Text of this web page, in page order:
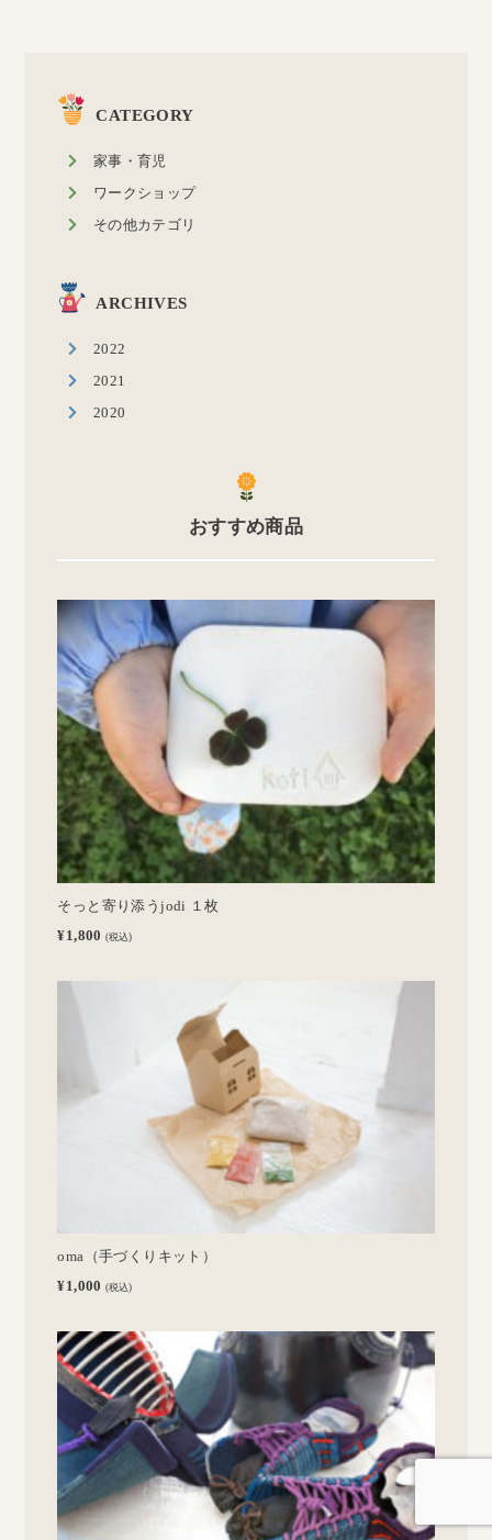
CATEGORY
家事・育児
ワークショップ
その他カテゴリ
ARCHIVES
2022
2021
2020
おすすめ商品
そっと寄り添うjodi １枚
¥1,800(税込)
oma（手づくりキット）
¥1,000(税込)